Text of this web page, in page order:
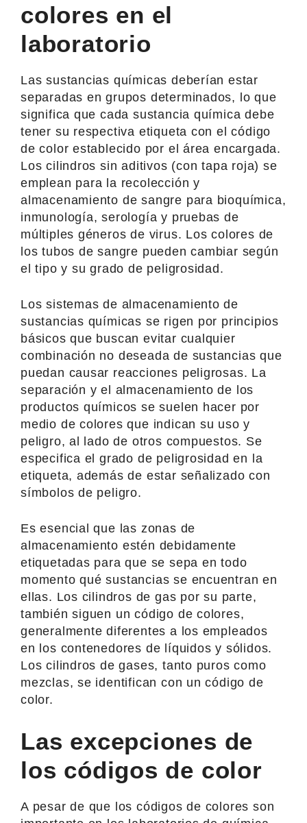
colores en el
laboratorio
Las sustancias químicas deberían estar
separadas en grupos determinados, lo que
significa que cada sustancia química debe
tener su respectiva etiqueta con el código
de color establecido por el área encargada.
Los cilindros sin aditivos (con tapa roja) se
emplean para la recolección y
almacenamiento de sangre para bioquímica,
inmunología, serología y pruebas de
múltiples géneros de virus. Los colores de
los tubos de sangre pueden cambiar según
el tipo y su grado de peligrosidad.
Los sistemas de almacenamiento de
sustancias químicas se rigen por principios
básicos que buscan evitar cualquier
combinación no deseada de sustancias que
puedan causar reacciones peligrosas. La
separación y el almacenamiento de los
productos químicos se suelen hacer por
medio de colores que indican su uso y
peligro, al lado de otros compuestos. Se
especifica el grado de peligrosidad en la
etiqueta, además de estar señalizado con
símbolos de peligro.
Es esencial que las zonas de
almacenamiento estén debidamente
etiquetadas para que se sepa en todo
momento qué sustancias se encuentran en
ellas. Los cilindros de gas por su parte,
también siguen un código de colores,
generalmente diferentes a los empleados
en los contenedores de líquidos y sólidos.
Los cilindros de gases, tanto puros como
mezclas, se identifican con un código de
color.
Las excepciones de
los códigos de color
A pesar de que los códigos de colores son